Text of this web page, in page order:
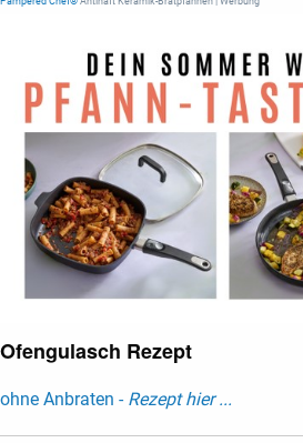
Ofengulasch Rezept
ohne Anbraten - Rezept hier ...